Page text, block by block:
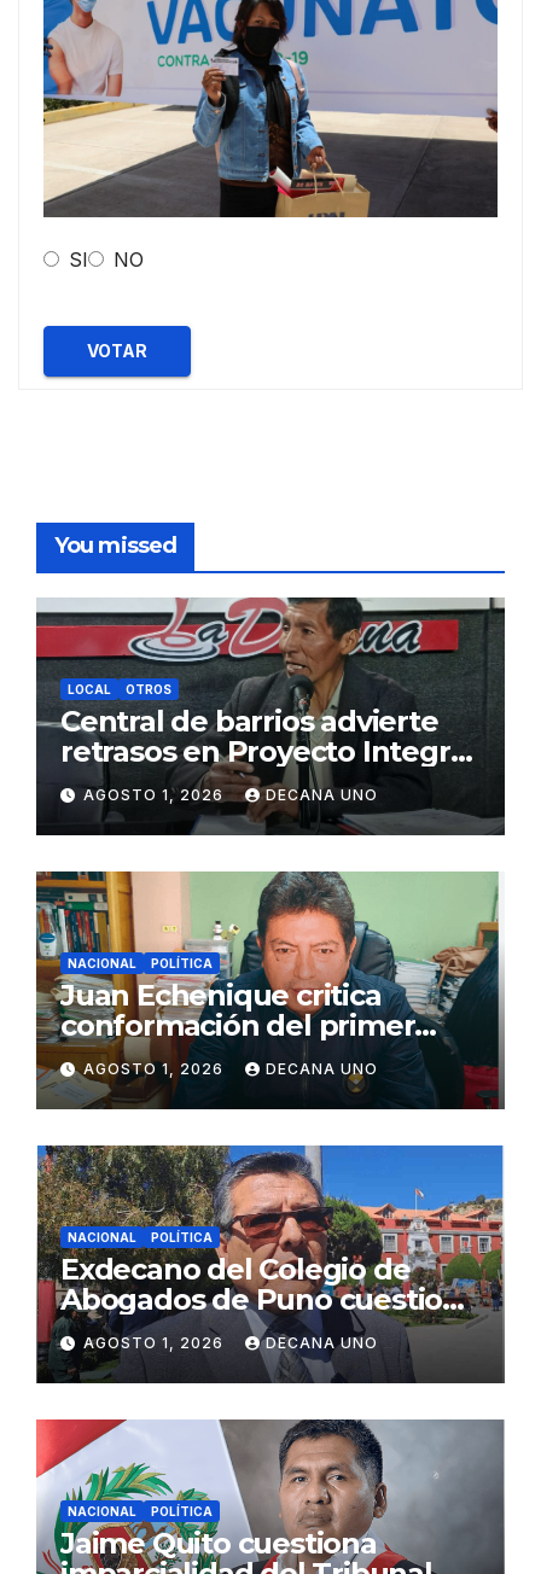
SI NO
VOTAR
You missed
LOCAL OTROS
Central de barrios advierte
retrasos en Proyecto Integral
de Agua y Alcantarillado para
Juliaca
AGOSTO 1, 2026 DECANA UNO
NACIONAL POLÍTICA
Juan Echenique critica
conformación del primer
gabinete ministerial de Keiko
Fujimori
AGOSTO 1, 2026 DECANA UNO
NACIONAL POLÍTICA
Exdecano del Colegio de
Abogados de Puno cuestiona
propuestas sobre seguridad
ciudadana
AGOSTO 1, 2026 DECANA UNO
NACIONAL POLÍTICA
Jaime Quito cuestiona